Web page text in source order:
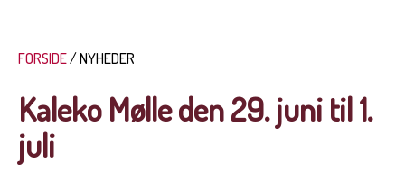
FORSIDE NYHEDER
Kaleko Mølle den 29. juni til 1.
juli